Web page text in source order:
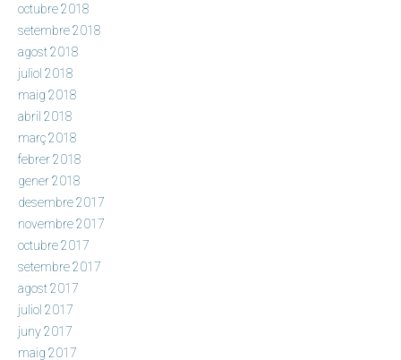
octubre 2018
setembre 2018
agost 2018
juliol 2018
maig 2018
abril 2018
març 2018
febrer 2018
gener 2018
desembre 2017
novembre 2017
octubre 2017
setembre 2017
agost 2017
juliol 2017
juny 2017
maig 2017